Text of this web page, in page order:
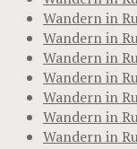
Wandern in
Wandern in
Wandern in
Wandern in
Wandern in
Wandern in
Wandern in